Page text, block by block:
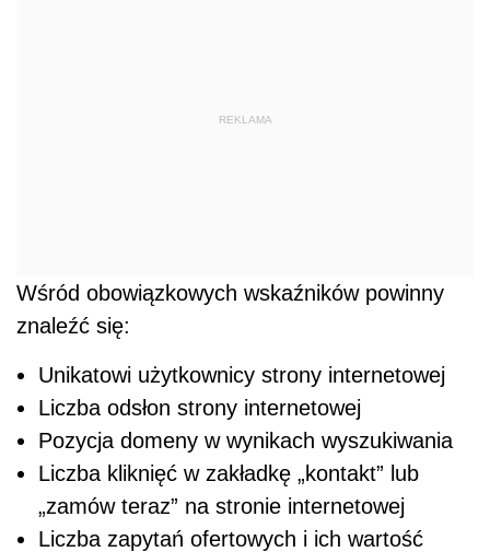
REKLAMA
Wśród obowiązkowych wskaźników powinny
znaleźć się:
Unikatowi użytkownicy strony internetowej
Liczba odsłon strony internetowej
Pozycja domeny w wynikach wyszukiwania
Liczba kliknięć w zakładkę „kontakt” lub
„zamów teraz” na stronie internetowej
Liczba zapytań ofertowych i ich wartość